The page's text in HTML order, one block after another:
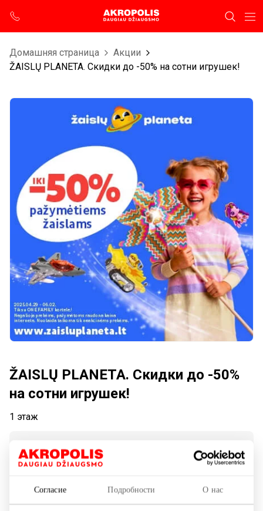
Согласие Подробности О нас
Домашняя страница
Aкции
ŽAISLŲ PLANETA. Скидки до -50% на сотни игрушек!
ŽAISLŲ PLANETA. Скидки до -50%
на сотни игрушек!
1 этаж
Акция длится:
С 2025.04.01до2025.06.02
Показать на карте